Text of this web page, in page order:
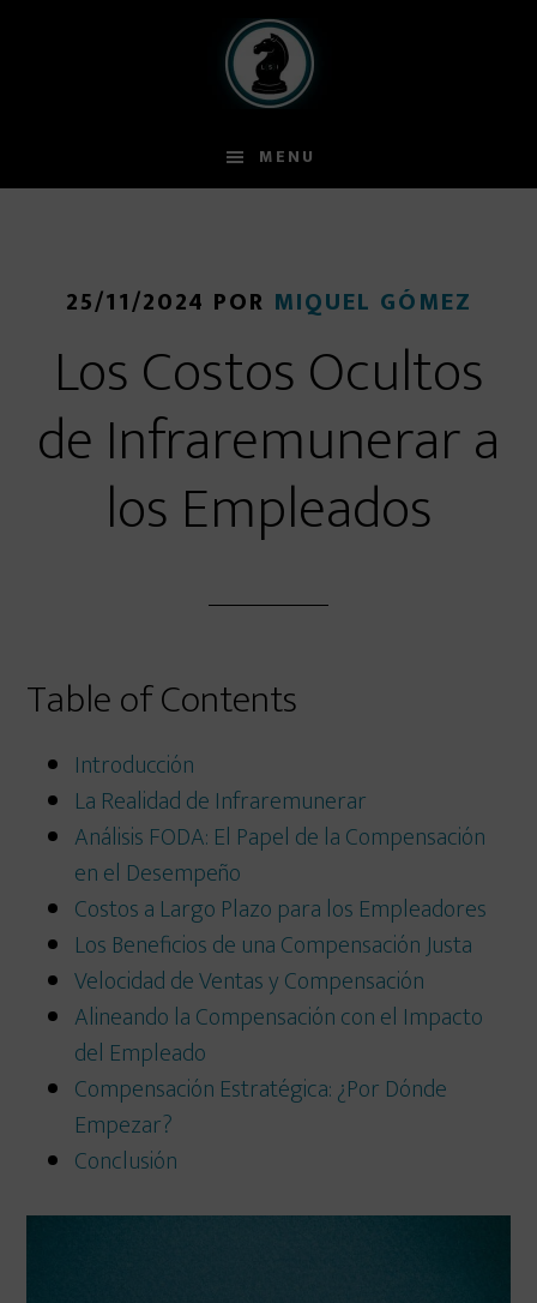
MENU
25/11/2024 POR MIQUEL GÓMEZ
Los Costos Ocultos
de Infraremunerar a
los Empleados
Table of Contents
Introducción
La Realidad de Infraremunerar
Análisis FODA: El Papel de la Compensación
en el Desempeño
Costos a Largo Plazo para los Empleadores
Los Beneficios de una Compensación Justa
Velocidad de Ventas y Compensación
Alineando la Compensación con el Impacto
del Empleado
Compensación Estratégica: ¿Por Dónde
Empezar?
Conclusión